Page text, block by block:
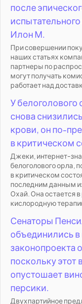
после
Илон М.
При совершении
наших статьях
партнеры по
могут получать
работает над
У
снова
крови, он по-
в критическом
Джеки, интернет-
белоголового орла,
в критическом
последним данным
Охай. Она остается
кислородную
Сенаторы
объединились
законопроекта
поскольку этот
опустошает
персики.
Двухпартийное